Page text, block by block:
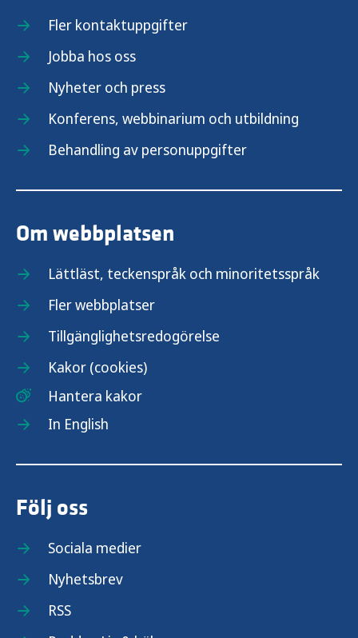
Fler kontaktuppgifter
Jobba hos oss
Nyheter och press
Konferens, webbinarium och utbildning
Behandling av personuppgifter
Om webbplatsen
Lättläst, teckenspråk och minoritetsspråk
Fler webbplatser
Tillgänglighetsredogörelse
Kakor (cookies)
Hantera kakor
In English
Följ oss
Sociala medier
Nyhetsbrev
RSS